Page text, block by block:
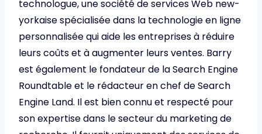
technologue, une société de services Web new-
yorkaise spécialisée dans la technologie en ligne
personnalisée qui aide les entreprises à réduire
leurs coûts et à augmenter leurs ventes. Barry
est également le fondateur de la Search Engine
Roundtable et le rédacteur en chef de Search
Engine Land. Il est bien connu et respecté pour
son expertise dans le secteur du marketing de